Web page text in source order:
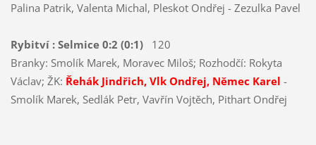
Palina Patrik, Valenta Michal, Pleskot Ondřej - Zezulka Pavel
Rybitví : Selmice 0:2 (0:1)120
Branky: Smolík Marek, Moravec Miloš; Rozhodčí: Rokyta
Václav; ŽK: Řehák Jindřich, Vlk Ondřej, Němec Karel -
Smolík Marek, Sedlák Petr, Vavřín Vojtěch, Pithart Ondřej